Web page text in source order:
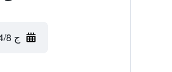
ج 14/8